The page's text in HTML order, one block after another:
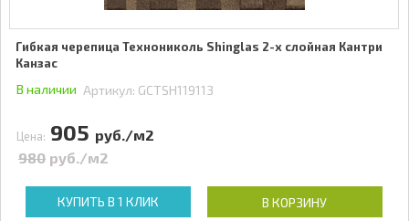
Гибкая черепица Технониколь Shinglas 2-х слойная Кантри
Канзас
В наличии Артикул: GCTSH119113
Цена: 905 руб./м2
980 руб./м2
КУПИТЬ В 1 КЛИК В КОРЗИНУ